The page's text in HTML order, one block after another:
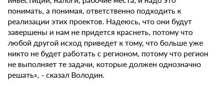
понимать, а понимая, ответственно подходить к
реализации этих проектов. Надеюсь, что они будут
завершены и нам не придется краснеть, потому что
любой другой исход приведет к тому, что больше уже
никто не будет работать с регионом, потому что регион
не выполняет те задачи, которые должен однозначно
решать», - сказал Володин.